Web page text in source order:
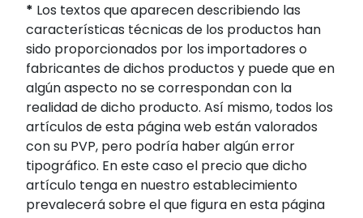
* Los textos que aparecen describiendo las
características técnicas de los productos han
sido proporcionados por los importadores o
fabricantes de dichos productos y puede que en
algún aspecto no se correspondan con la
realidad de dicho producto. Así mismo, todos los
artículos de esta página web están valorados
con su PVP, pero podría haber algún error
tipográfico. En este caso el precio que dicho
artículo tenga en nuestro establecimiento
prevalecerá sobre el que figura en esta página